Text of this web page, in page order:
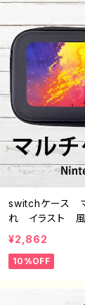
switchケース
れ イラスト
モい かっこい
ース カバー
ストレーター
¥2,862
10%OFF